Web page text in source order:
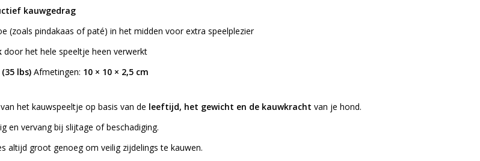
kauwgedrag
(zoals pindakaas of paté) in het midden voor extra speelplezier
door het hele speeltje heen verwerkt
lbs) Afmetingen: 10 × 10 × 2,5 cm
het kauwspeeltje op basis van de leeftijd, het gewicht en de kauwkracht van je hond.
en vervang bij slijtage of beschadiging.
altijd groot genoeg om veilig zijdelings te kauwen.